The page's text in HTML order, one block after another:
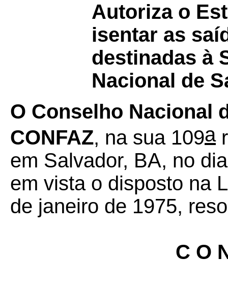
Autoriza o
isentar as
destinadas à
Nacional de
O Conselho Nacional
CONFAZ, na sua 109a
em Salvador, BA, no
em vista o disposto na
de janeiro de 1975,
C O